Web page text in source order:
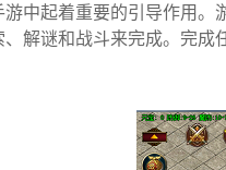
中起着重要的引导作用
解谜和战斗来完成。完